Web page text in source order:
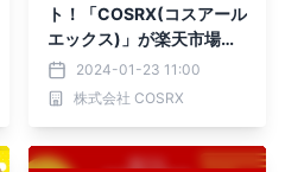
ト！「COSRX(コスアール
エックス)」が楽天市場
『お買い物マラソン』に参
加、最大64%オフに！
2024-01-23 11:00
株式会社 COSRX